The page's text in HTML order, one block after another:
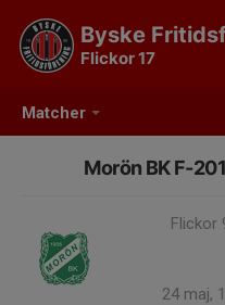
Matcher
Byske
Flickor 17
Morön BK F-
Flickor
24 maj,